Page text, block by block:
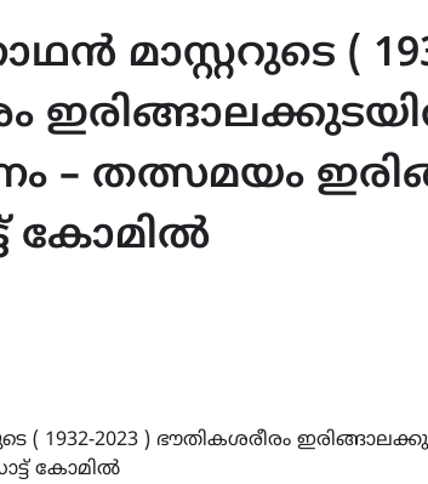
മാസ്റ്ററുടെ (
– തത്സമയം
കോമിൽ
( 1932-2023 ) ഭൗതികശരീരം
കോമിൽ